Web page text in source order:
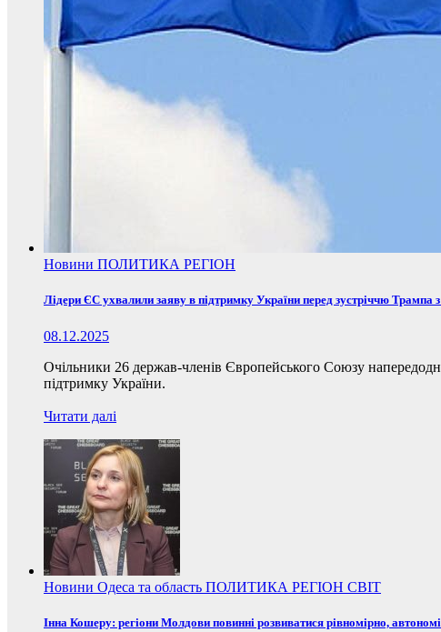
Новини ПОЛИТИКА РЕГІОН
Лідери ЄС ухвалили заяву в підтримку України перед зустріччю Трампа
08.12.2025
Очільники 26 держав-членів Європейського Союзу
підтримку України.
Читати далі
Новини Одеса та область ПОЛИТИКА РЕГІОН СВІТ
Інна Кошеру: регіони Молдови повинні розвиватися рівномірно,